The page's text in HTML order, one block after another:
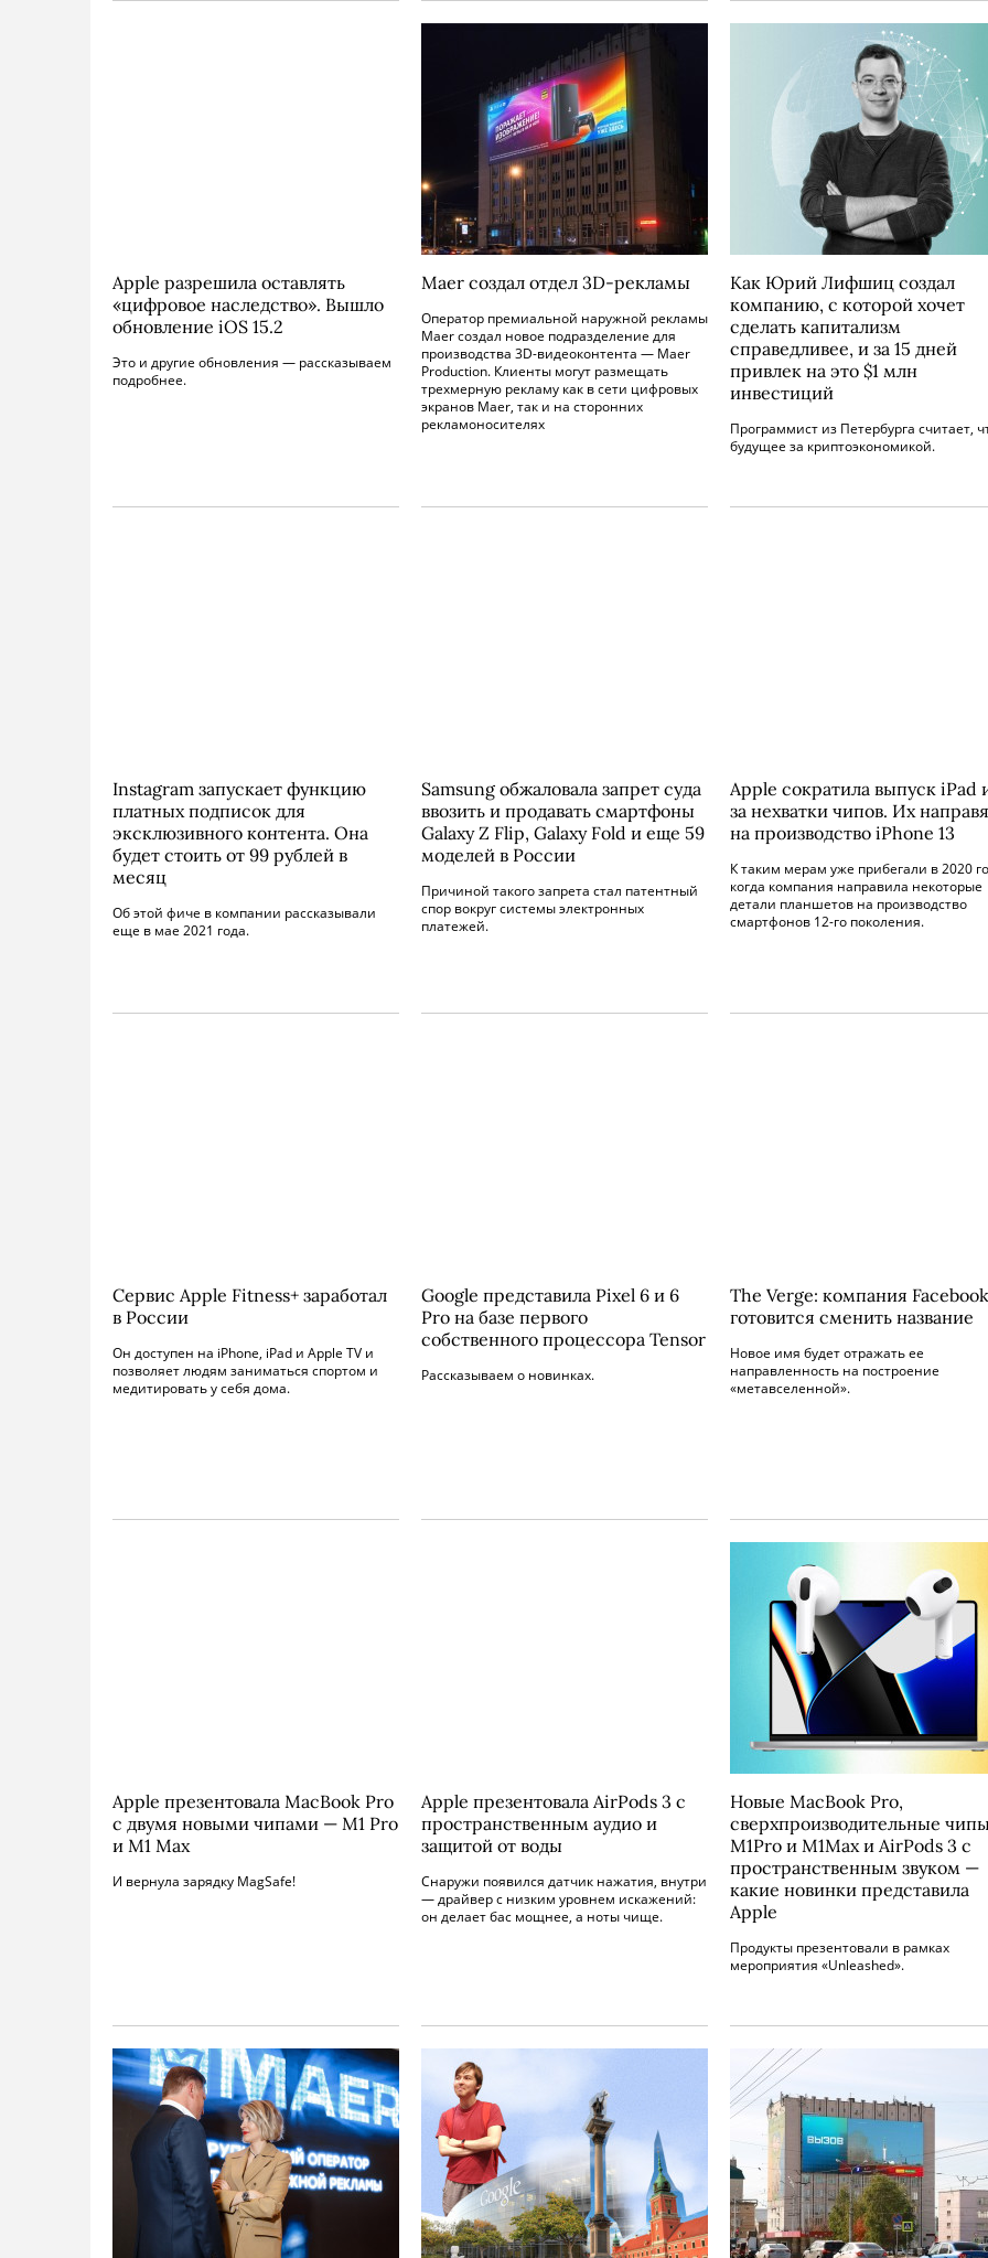
Apple разрешила оставлять
«цифровое наследство». Вышло
обновление iOS 15.2
Это и другие обновления — рассказываем
подробнее.
Maer создал отдел 3D-рекламы
Оператор премиальной наружной рекламы
Maer создал новое подразделение для
производства 3D-видеоконтента — Maer
Production. Клиенты могут размещать
трехмерную рекламу как в сети цифровых
экранов Maer, так и на сторонних
рекламоносителях
Как Юрий Лифшиц создал
компанию, с которой хочет
сделать капитализм
справедливее, и за 15 дней
привлек на это $1 млн
инвестиций
Программист из Петербурга считает,
будущее за криптоэкономикой.
Instagram запускает функцию
платных подписок для
эксклюзивного контента. Она
будет стоить от 99 рублей в
месяц
Об этой фиче в компании рассказывали
еще в мае 2021 года.
Samsung обжаловала запрет суда
ввозить и продавать смартфоны
Galaxy Z Flip, Galaxy Fold и еще 59
моделей в России
Причиной такого запрета стал патентный
спор вокруг системы электронных
платежей.
Apple сократила выпуск iPad
за нехватки чипов. Их
на производство iPhone 13
К таким мерам уже прибегали в 2020
когда компания направила некоторые
детали планшетов на производство
смартфонов 12-го поколения.
Сервис Apple Fitness+ заработал
в России
Он доступен на iPhone, iPad и Apple TV и
позволяет людям заниматься спортом и
медитировать у себя дома.
Google представила Pixel 6 и 6
Pro на базе первого
собственного процессора Tensor
Рассказываем о новинках.
The Verge: компания Facebook
готовится сменить название
Новое имя будет отражать ее
направленность на построение
«метавселенной».
Apple презентовала MacBook Pro
с двумя новыми чипами — M1 Pro
и M1 Max
И вернула зарядку MagSafe!
Apple презентовала AirPods 3 с
пространственным аудио и
защитой от воды
Снаружи появился датчик нажатия, внутри
— драйвер с низким уровнем искажений:
он делает бас мощнее, а ноты чище.
Новые MacBook Pro,
сверхпроизводительные
M1Pro и М1Max и AirPods 3 с
пространственным звуком —
какие новинки представила
Apple
Продукты презентовали в рамках
мероприятия «Unleashed».